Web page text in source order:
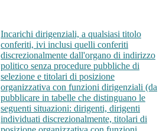
Incarichi dirigenziali, a qualsiasi titolo
conferiti, ivi inclusi quelli conferiti
discrezionalmente dall'organo di indirizzo
politico senza procedure pubbliche di
selezione e titolari di posizione
organizzativa con funzioni dirigenziali (da
pubblicare in tabelle che distinguano le
seguenti situazioni: dirigenti, dirigenti
individuati discrezionalmente, titolari di